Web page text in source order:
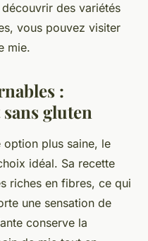
des variétés
vous pouvez visiter
mie.
:
gluten
option plus saine, le
idéal. Sa recette
riches en fibres, ce qui
une sensation de
conserve la